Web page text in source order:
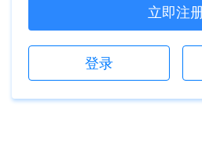
立即注
登录